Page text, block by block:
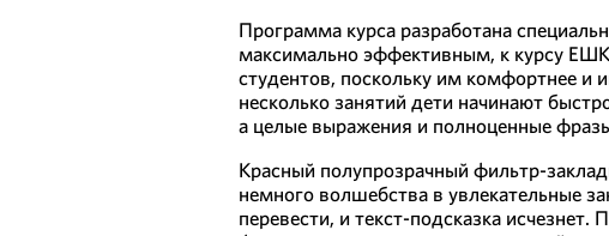
Программа курса разработана
максимально эффективным, к курсу
студентов, поскольку им комфортнее и
несколько занятий дети начинают
а целые выражения и полноценные
Красный полупрозрачный фильтр-
немного волшебства в увлекательные
перевести, и текст-подсказка